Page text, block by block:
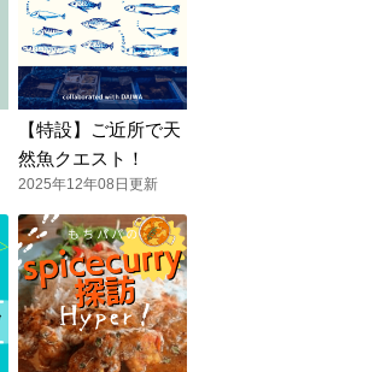
【特設】ご近所で天
然魚クエスト！
2025年12年08日更新